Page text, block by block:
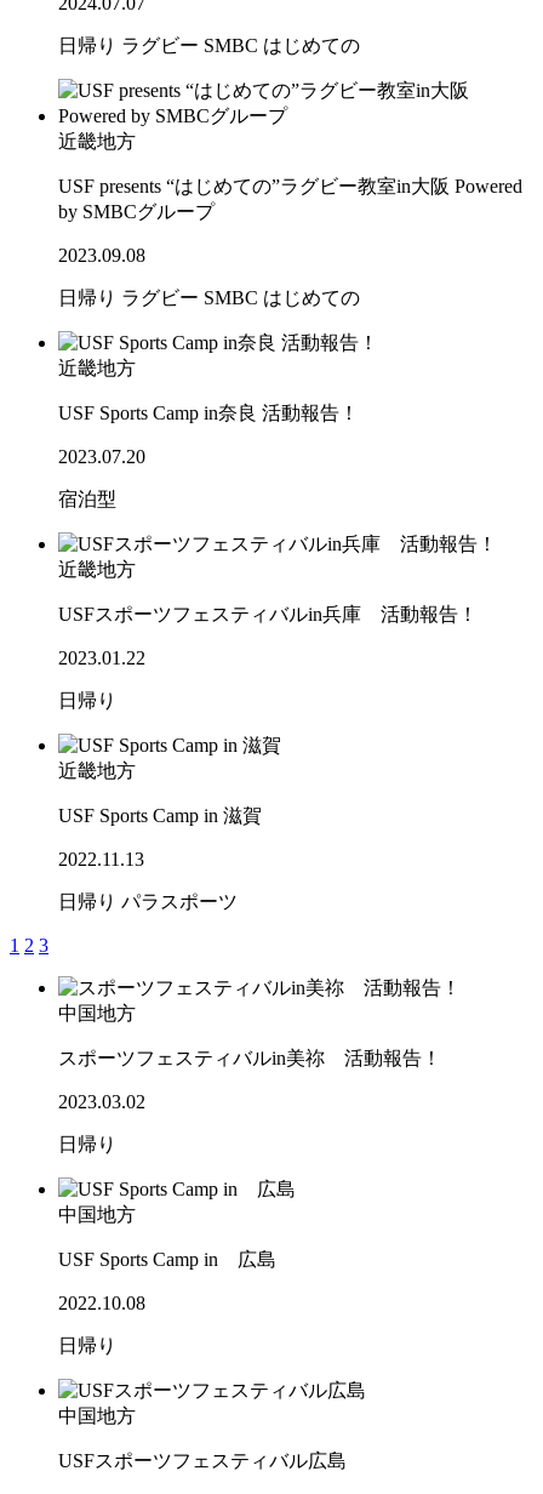
日帰り ラグビー SMBC はじめての
近畿地方
USF presents “はじめての”ラグビー教室in大阪 Powered
by SMBCグループ
2023.09.08
日帰り ラグビー SMBC はじめての
近畿地方
USF Sports Camp in奈良 活動報告！
2023.07.20
宿泊型
近畿地方
USFスポーツフェスティバルin兵庫 活動報告！
2023.01.22
日帰り
近畿地方
USF Sports Camp in 滋賀
2022.11.13
日帰り パラスポーツ
1 2 3
中国地方
スポーツフェスティバルin美祢 活動報告！
2023.03.02
日帰り
中国地方
USF Sports Camp in 広島
2022.10.08
日帰り
中国地方
USFスポーツフェスティバル広島